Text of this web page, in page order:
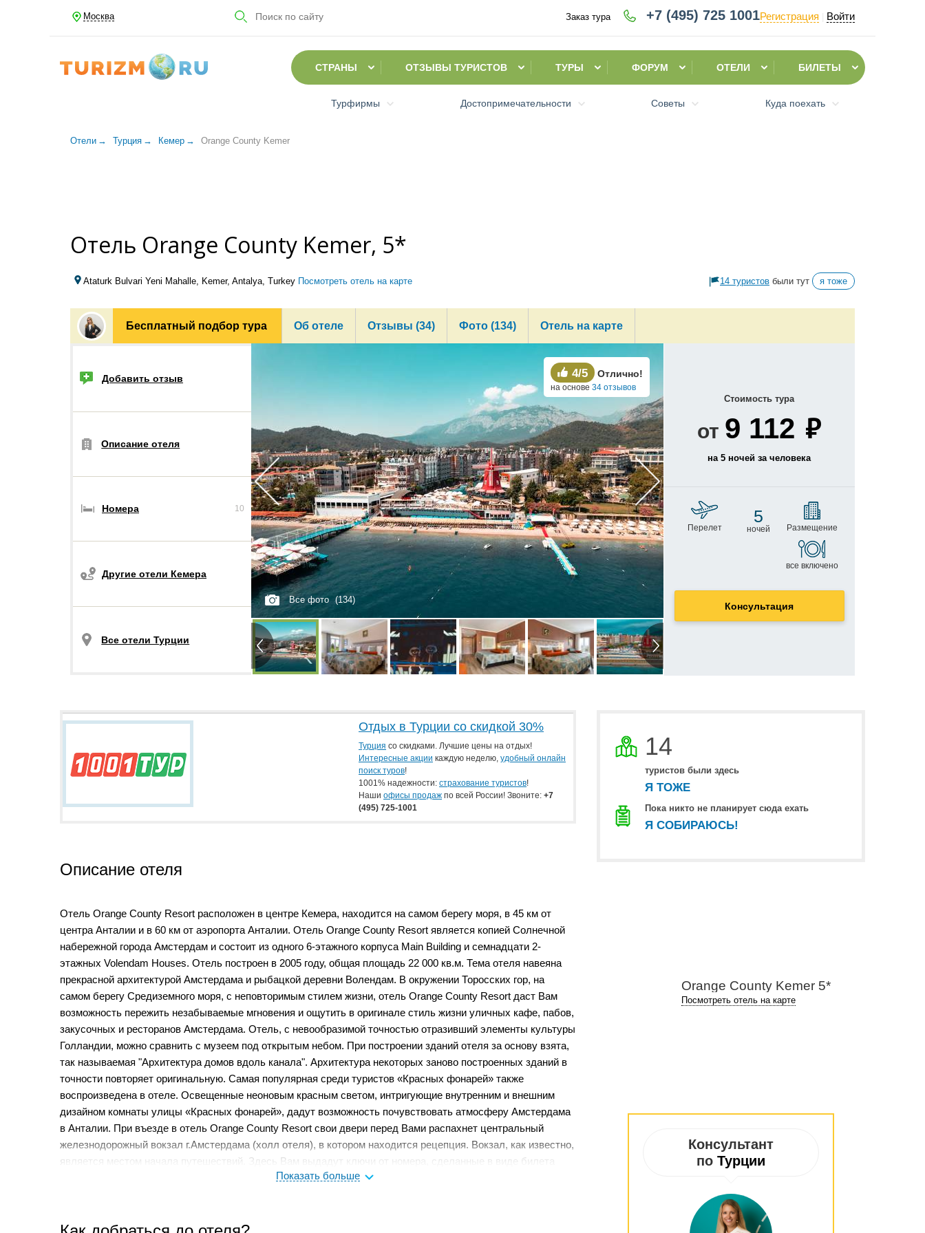
Москва Заказ тура +7 (495) 725 1001Регистрация Войти
СТРАНЫ ОТЗЫВЫ ТУРИСТОВ ТУРЫ ФОРУМ ОТЕЛИ БИЛЕТЫ
Турфирмы Достопримечательности Советы Куда поехать
Отели Турция Кемер Orange County Kemer
Отель Orange County Kemer, 5*
Ataturk Bulvari Yeni Mahalle, Kemer, Antalya, Turkey Посмотреть отель на карте 14 туристов были тут я тоже
Бесплатный подбор тура Об отеле Oтзывы (34) Фото (134) Отель на карте
Добавить отзыв
Описание отеля
Номера 10
Другие отели Кемера
Все отели Турции
Все фото (134)
4/5 Отлично!
на основе 34 отзывов
Стоимость тура
от 9 112 ₽
на 5 ночей за человека
Перелет
5
ночей Размещение
все включено
Консультация
Отдых в Турции со скидкой 30%
Турция со скидками. Лучшие цены на отдых!
Интересные акции каждую неделю, удобный онлайн
поиск туров!
1001% надежности: страхование туристов!
Наши офисы продаж по всей России! Звоните: +7
(495) 725-1001
Описание отеля
Отель Orange County Resort расположен в центре Кемера, находится на самом берегу моря, в 45 км от
центра Анталии и в 60 км от аэропорта Анталии. Отель Orange County Resort является копией Солнечной
набережной города Амстердам и состоит из одного 6-этажного корпуса Main Building и семнадцати 2-
этажных Volendam Houses. Отель построен в 2005 году, общая площадь 22 000 кв.м. Тема отеля навеяна
прекрасной архитектурой Амстердама и рыбацкой деревни Волендам. В окружении Торосских гор, на
самом берегу Средиземного моря, с неповторимым стилем жизни, отель Orange County Resort даст Вам
возможность пережить незабываемые мгновения и ощутить в оригинале стиль жизни уличных кафе, пабов,
закусочных и ресторанов Амстердама. Отель, с невообразимой точностью отразивший элементы культуры
Голландии, можно сравнить с музеем под открытым небом. При построении зданий отеля за основу взята,
так называемая "Архитектура домов вдоль канала". Архитектура некоторых заново построенных зданий в
точности повторяет оригинальную. Самая популярная среди туристов «Красных фонарей» также
воспроизведена в отеле. Освещенные неоновым красным светом, интригующие внутренним и внешним
дизайном комнаты улицы «Красных фонарей», дадут возможность почувствовать атмосферу Амстердама
в Анталии. При въезде в отель Orange County Resort свои двери перед Вами распахнет центральный
железнодорожный вокзал г.Амстердама (холл отеля), в котором находится рецепция. Вокзал, как известно,
является местом начала путешествий. Здесь Вам выдадут ключи от номера, сделанные в виде билета
первого класса туда и обратно и с получением этого билета, у Вас и начнется незабываемое путешествие.
Princess Maxima люкс номер, 1 Queen Beatrix люкс номер, 5 Dam Plein люкс номеров. Во всех номерах:
Показать больше
14
туристов были здесь
Я ТОЖЕ
Пока никто не планирует сюда ехать
Я СОБИРАЮСЬ!
Orange County Kemer 5*
Посмотреть отель на карте
Консультант
по Турции